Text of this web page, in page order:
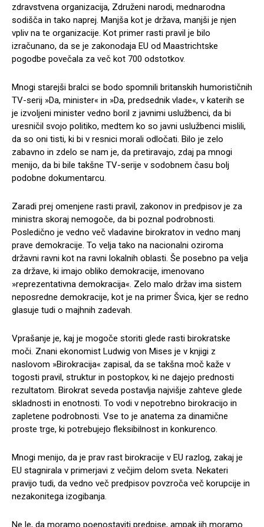
zdravstvena organizacija, Združeni narodi, mednarodna
sodišča in tako naprej. Manjša kot je država, manjši je njen
vpliv na te organizacije. Kot primer rasti pravil je bilo
izračunano, da se je zakonodaja EU od Maastrichtske
pogodbe povečala za več kot 700 odstotkov.
Mnogi starejši bralci se bodo spomnili britanskih humorističnih
TV-serij »Da, minister« in »Da, predsednik vlade«, v katerih se
je izvoljeni minister vedno boril z javnimi uslužbenci, da bi
uresničil svojo politiko, medtem ko so javni uslužbenci mislili,
da so oni tisti, ki bi v resnici morali odločati. Bilo je zelo
zabavno in zdelo se nam je, da pretiravajo, zdaj pa mnogi
menijo, da bi bile takšne TV-serije v sodobnem času bolj
podobne dokumentarcu.
Zaradi prej omenjene rasti pravil, zakonov in predpisov je za
ministra skoraj nemogoče, da bi poznal podrobnosti.
Posledično je vedno več vladavine birokratov in vedno manj
prave demokracije. To velja tako na nacionalni oziroma
državni ravni kot na ravni lokalnih oblasti. Še posebno pa velja
za države, ki imajo obliko demokracije, imenovano
»reprezentativna demokracija«. Zelo malo držav ima sistem
neposredne demokracije, kot je na primer Švica, kjer se redno
glasuje tudi o majhnih zadevah.
Vprašanje je, kaj je mogoče storiti glede rasti birokratske
moči. Znani ekonomist Ludwig von Mises je v knjigi z
naslovom »Birokracija« zapisal, da se takšna moč kaže v
togosti pravil, struktur in postopkov, ki ne dajejo prednosti
rezultatom. Birokrat seveda postavlja najvišje zahteve glede
skladnosti in enotnosti. To vodi v nepotrebno birokracijo in
zapletene podrobnosti. Vse to je anatema za dinamične
proste trge, ki potrebujejo fleksibilnost in konkurenco.
Mnogi menijo, da je prav rast birokracije v EU razlog, zakaj je
EU stagnirala v primerjavi z večjim delom sveta. Nekateri
pravijo tudi, da vedno več predpisov povzroča več korupcije in
nezakonitega izogibanja.
Ne le, da moramo poenostaviti predpise, ampak jih moramo